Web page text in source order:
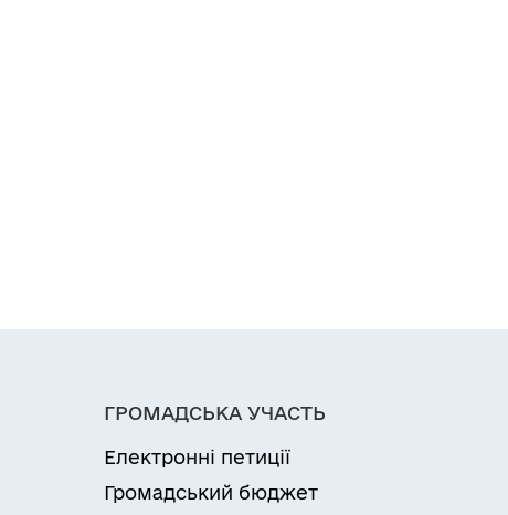
ГРОМАДСЬКА УЧАСТЬ
Електронні петиції
Громадський бюджет